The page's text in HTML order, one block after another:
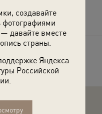
создавайте
фотографиями
давайте вместе
страны.
Яндекса
Российской
об этом фото